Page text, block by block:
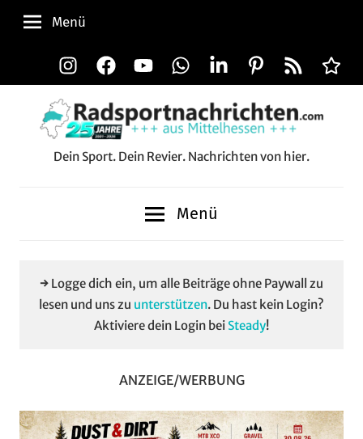
Zum
Inhalt
InstagramFacebookYouTubeWhatsAppLinkedInPinterest
RSS-
Feed
Alle
Menü
Dein Sport. Dein Revier. Nachrichten von hier.
Menü
→ Logge dich ein, um alle Beiträge ohne Paywall zu
lesen und uns zu unterstützen. Du hast kein Login?
Aktiviere dein Login bei Steady!
ANZEIGE/WERBUNG